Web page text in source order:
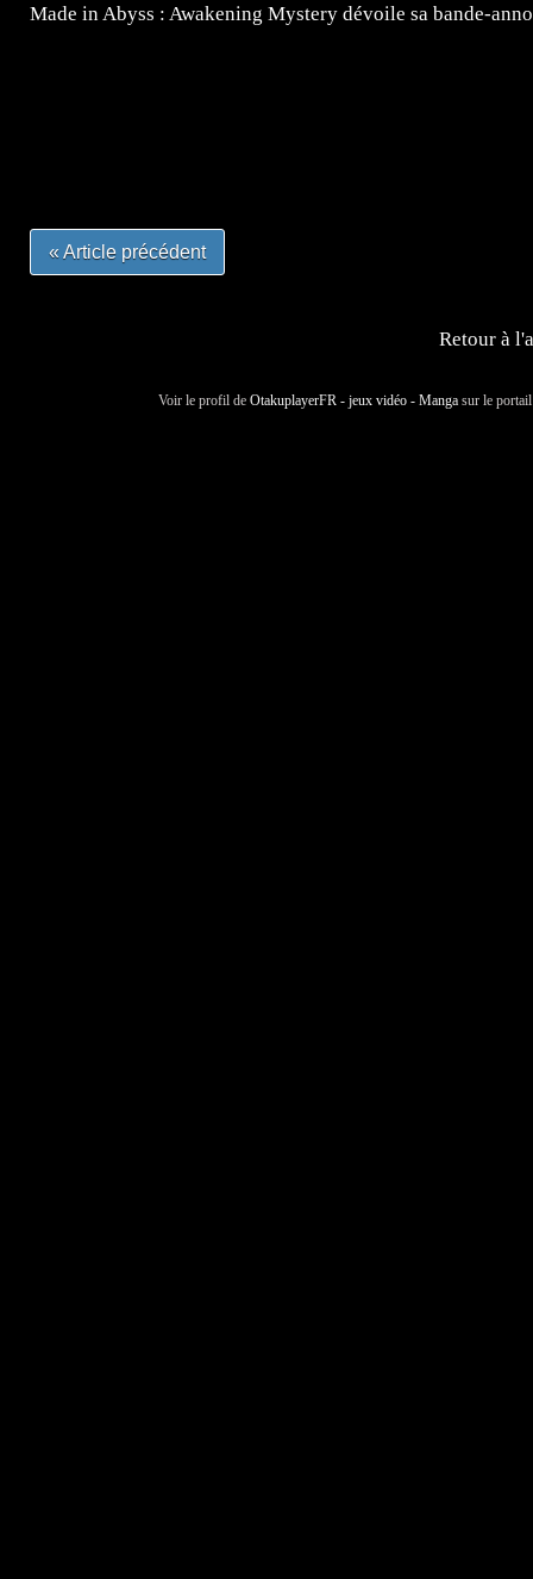
Made in Abyss : Awakening Mystery dévoile sa bande-
« Article précédent
Retour à
Voir le profil de OtakuplayerFR - jeux vidéo - Manga sur le